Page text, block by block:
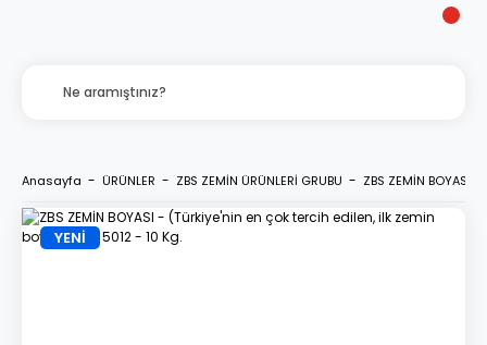
Anasayfa ÜRÜNLER ZBS ZEMİN ÜRÜNLERİ GRUBU ZBS ZEMİN
YENİ